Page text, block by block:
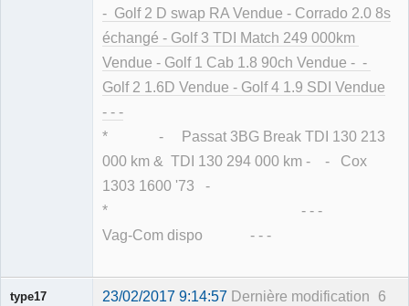
- Golf 2 D swap RA Vendue - Corrado 2.0 8s
échangé - Golf 3 TDI Match 249 000km
Vendue - Golf 1 Cab 1.8 90ch Vendue - -
Golf 2 1.6D Vendue - Golf 4 1.9 SDI Vendue
- - -
* - Passat 3BG Break TDI 130 213
000 km & TDI 130 294 000 km - - Cox
1303 1600 '73 -
* - - -
Vag-Com dispo - - -
6
type17 23/02/2017 9:14:57 Dernière modification